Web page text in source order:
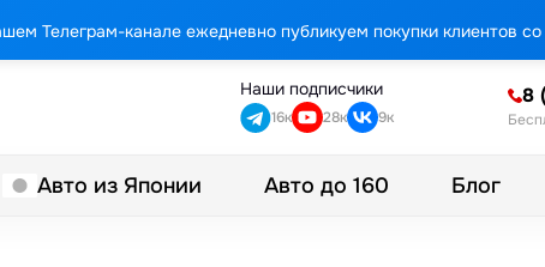
Телеграм-канале ежедневно публикуем покупки клиентов
Наши подписчики
16к 28к 9к
8
Авто из Японии Авто до 160 Блог